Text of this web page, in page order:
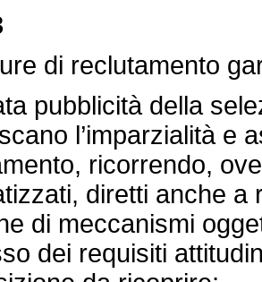
di reclutamento
pubblicità della
l’imparzialità e
ricorrendo,
diretti anche a
di meccanismi
dei requisiti